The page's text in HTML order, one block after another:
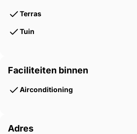
Terras
Tuin
Faciliteiten binnen
Airconditioning
Adres